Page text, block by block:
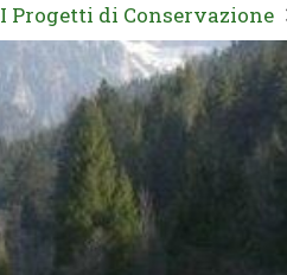
I Progetti di Conservazione